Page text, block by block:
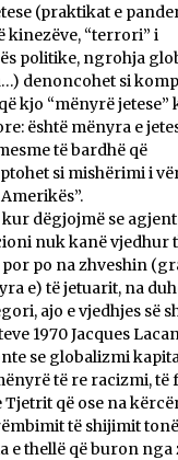
(praktikat e
kinezëve, “terrori” i
politike, ngrohja
denoncohet si
kjo “mënyrë jetese”
është mënyra e
të bardhë që
si mishërimi i
kur dëgjojmë se
nuk kanë vjedhur
po na zhveshin
e) të jetuarit, na
ajo e vjedhjes së
1970 Jacques
se globalizmi
të re racizmi, të
Tjetrit që ose na
të shijimit tonë
e thellë që buron nga